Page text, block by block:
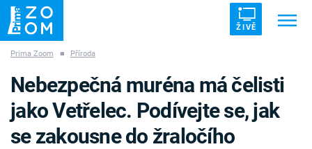
ŽIVĚ
ZÁHADY VETŘELCI DÁVNOVĚKU
Prima Zoom ■ Příroda
Nebezpečná muréna má čelisti
jako Vetřelec. Podívejte se, jak
se zakousne do žraločího